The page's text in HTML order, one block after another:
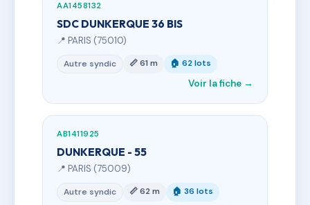
AA1458132
SDC DUNKERQUE 36 BIS
📍 PARIS (75010)
Autre syndic 📏 61 m 🏠 62 lots
Voir la fiche →
AB1411925
DUNKERQUE - 55
📍 PARIS (75009)
Autre syndic 📏 62 m 🏠 36 lots